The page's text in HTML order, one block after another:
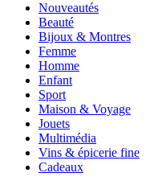
Nouveautés
Beauté
Bijoux & Montres
Femme
Homme
Enfant
Sport
Maison & Voyage
Jouets
Multimédia
Vins & épicerie fine
Cadeaux